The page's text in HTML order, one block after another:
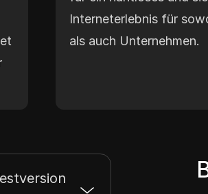
Interneterlebnis für
als auch Unternehmen.